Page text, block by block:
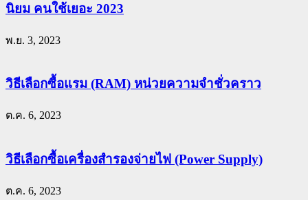
นิยม คนใช้เยอะ 2023
พ.ย. 3, 2023
วิธีเลือกซื้อแรม (RAM) หน่วยความจำชั่วคราว
ต.ค. 6, 2023
วิธีเลือกซื้อเครื่องสำรองจ่ายไฟ (Power Supply)
ต.ค. 6, 2023